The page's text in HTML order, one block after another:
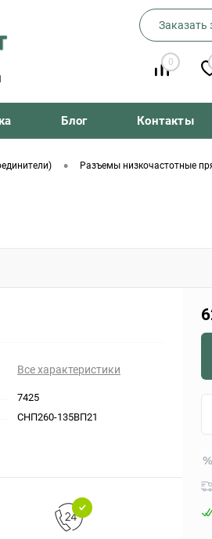
Заказать
0
Блог Контакты
• Разъемы низкочастотные
Все характеристики
7425
СНП260-135ВП21